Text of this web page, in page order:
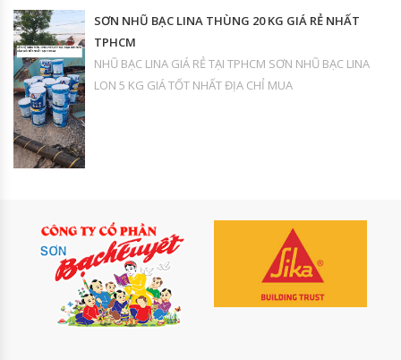
SƠN NHŨ BẠC LINA THÙNG 20 KG GIÁ RẺ NHẤT
TPHCM
NHŨ BẠC LINA GIÁ RẺ TẠI TPHCM SƠN NHŨ BẠC LINA
LON 5 KG GIÁ TỐT NHẤT ĐỊA CHỈ MUA